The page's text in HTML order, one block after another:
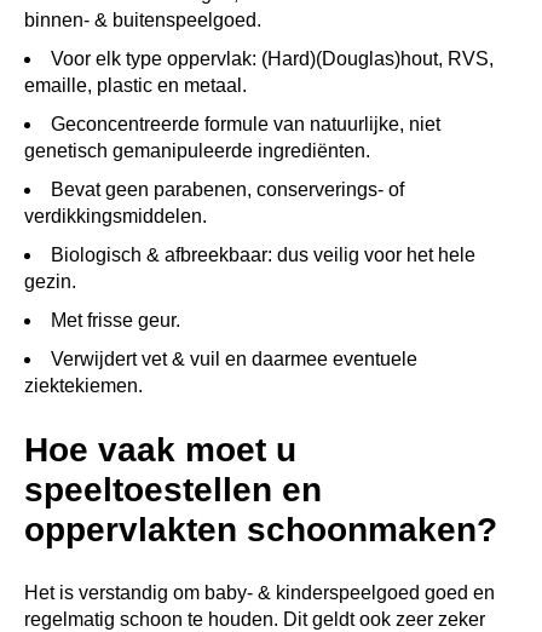
binnen- & buitenspeelgoed.
Voor elk type oppervlak: (Hard)(Douglas)hout, RVS,
emaille, plastic en metaal.
Geconcentreerde formule van natuurlijke, niet
genetisch gemanipuleerde ingrediënten.
Bevat geen parabenen, conserverings- of
verdikkingsmiddelen.
Biologisch & afbreekbaar: dus veilig voor het hele
gezin.
Met frisse geur.
Verwijdert vet & vuil en daarmee eventuele
ziektekiemen.
Hoe vaak moet u
speeltoestellen en
oppervlakten schoonmaken?
Het is verstandig om baby- & kinderspeelgoed goed en
regelmatig schoon te houden. Dit geldt ook zeer zeker